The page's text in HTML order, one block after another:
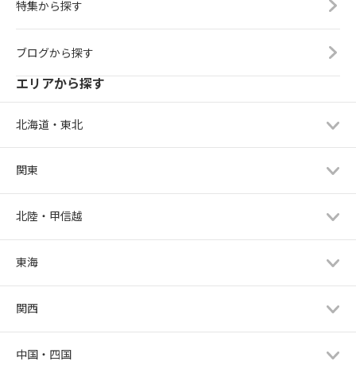
特集から探す
ブログから探す
エリアから探す
北海道・東北
関東
北陸・甲信越
東海
関西
中国・四国